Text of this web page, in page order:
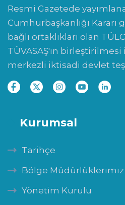
Resmi Gazetede
Cumhurbaşkanlığı Kararı
bağlı ortaklıkları olan
TÜVASAŞ'ın
merkezli iktisadi devlet
Kurumsal
Tarihçe
Bölge Müdürlüklerimiz
Yönetim Kurulu